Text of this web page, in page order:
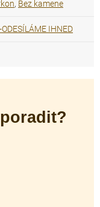
, Bez kamene
IHNED